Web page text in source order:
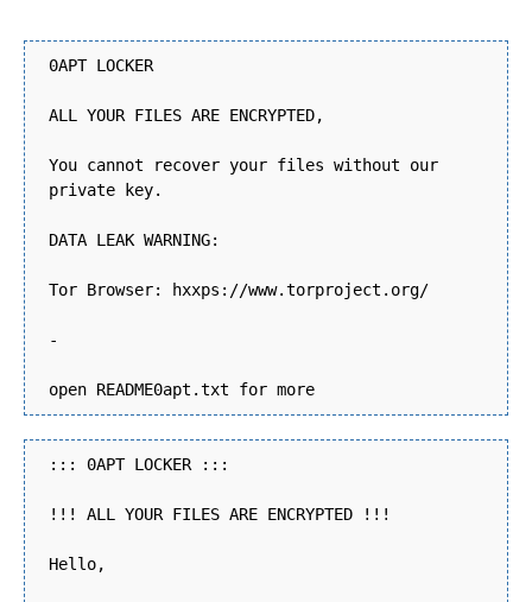
0APT LOCKER
ALL YOUR FILES ARE ENCRYPTED,
You cannot recover your files without our
private key.
DATA LEAK WARNING:
Tor Browser: hxxps://www.torproject.org/
-
open README0apt.txt for more
::: 0APT LOCKER :::
!!! ALL YOUR FILES ARE ENCRYPTED !!!
Hello,